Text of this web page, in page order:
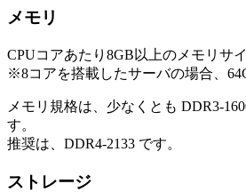
メモリ
CPUコアあたり8GB以上のメモリサ
※8コアを搭載したサーバの場合、
メモリ規格は、少なくとも DDR3-
す。
推奨は、DDR4-2133 です。
ストレージ